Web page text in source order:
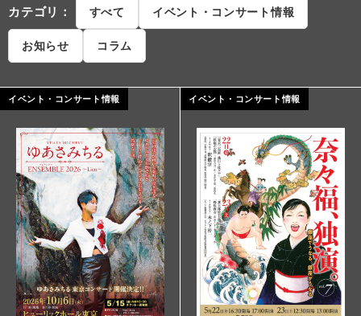
カテゴリ： すべて イベント・コンサート情報
お知らせ コラム
イベント・コンサート情報 イベント・コンサート情報